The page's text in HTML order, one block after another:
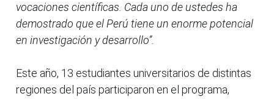
vocaciones científicas. Cada uno de ustedes ha
demostrado que el Perú tiene un enorme potencial
en investigación y desarrollo”.
Este año, 13 estudiantes universitarios de distintas
regiones del país participaron en el programa,